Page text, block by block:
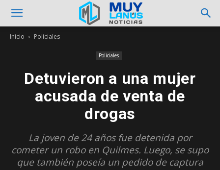
Inicio Policiales
Policiales
Detuvieron a una mujer
acusada de venta de
drogas
La joven de 24 años fue detenida por
cometer un robo en Quilmes. Luego, se supo
que también poseía un pedido de captura